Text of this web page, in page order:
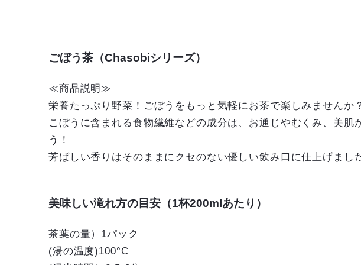
ごぼう茶（Chasobiシリーズ）
≪商品説明≫
栄養たっぷり野菜！ごぼうをもっと気軽にお茶で楽しみませんか
こぼうに含まれる食物繊維などの成分は、お通じやむくみ、美
う！
芳ばしい香りはそのままにクセのない優しい飲み口に仕上げまし
美味しい滝れ方の目安（1杯200mlあたり）
茶葉の量）1パック
(湯の温度)100°C